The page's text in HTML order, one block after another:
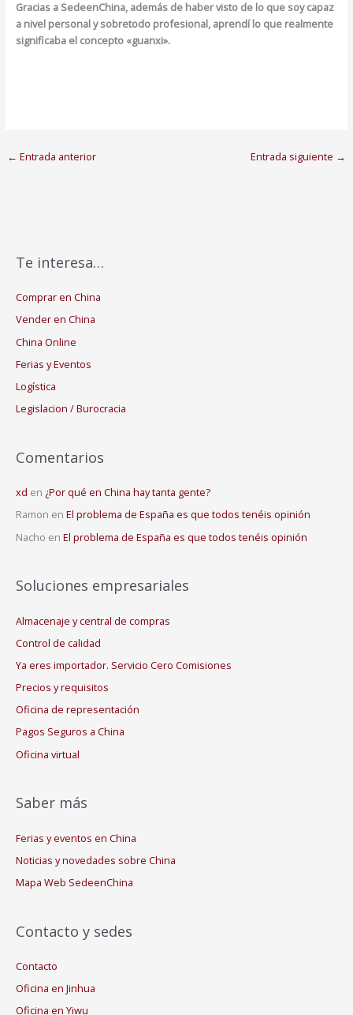
Gracias a SedeenChina, además de haber visto de lo que soy capaz
a nivel personal y sobretodo profesional, aprendí lo que realmente
significaba el concepto «guanxi».
← Entrada anterior Entrada siguiente →
Te interesa…
Comprar en China
Vender en China
China Online
Ferias y Eventos
Logística
Legislacion / Burocracia
Comentarios
xd en ¿Por qué en China hay tanta gente?
Ramon en El problema de España es que todos tenéis opinión
Nacho en El problema de España es que todos tenéis opinión
Soluciones empresariales
Almacenaje y central de compras
Control de calidad
Ya eres importador. Servicio Cero Comisiones
Precios y requisitos
Oficina de representación
Pagos Seguros a China
Oficina virtual
Saber más
Ferias y eventos en China
Noticias y novedades sobre China
Mapa Web SedeenChina
Contacto y sedes
Contacto
Oficina en Jinhua
Oficina en Yiwu